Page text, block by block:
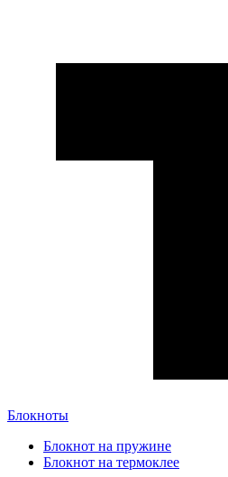
Блокноты
Блокнот на пружине
Блокнот на термоклее